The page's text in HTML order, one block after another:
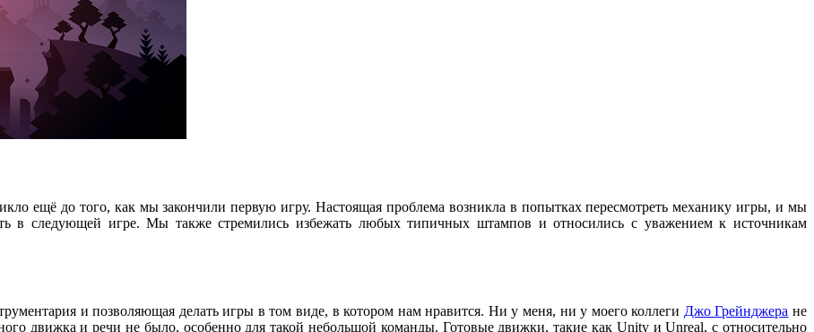
ещё до того, как мы закончили первую игру. Настоящая проблема возникла в попытках пересмотреть механику игры, и мы
в следующей игре. Мы также стремились избежать любых типичных штампов и относились с уважением к источникам
и позволяющая делать игры в том виде, в котором нам нравится. Ни у меня, ни у моего коллеги Джо Грейнджера не
движка и речи не было, особенно для такой небольшой команды. Готовые движки, такие как Unity и Unreal, с относительно